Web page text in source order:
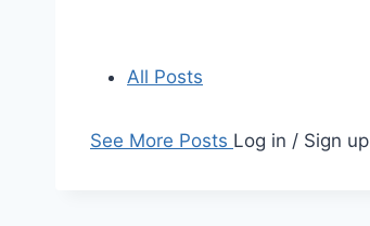
All Posts
See More Posts Log in / Sign up